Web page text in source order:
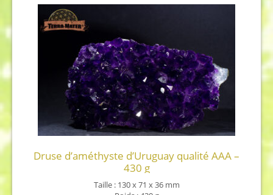
Druse d’améthyste d’Uruguay qualité AAA –
430 g
Taille : 130 x 71 x 36 mm